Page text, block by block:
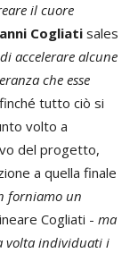
il cuore
Cogliati sales
accelerare alcune
che esse
tutto ciò si
volto a
del progetto,
a quella finale
forniamo un
Cogliati - ma
volta individuati i